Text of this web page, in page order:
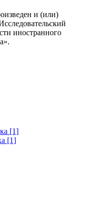
и (или)
иностранного
[1]
[1]